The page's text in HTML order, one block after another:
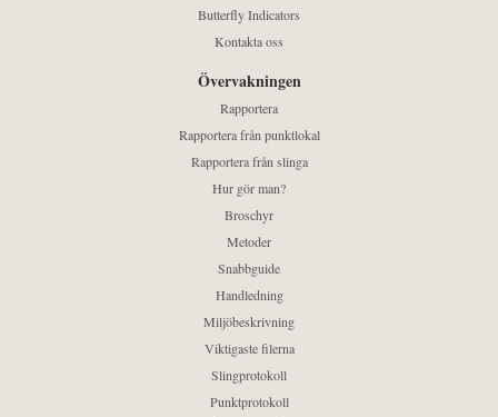
Butterfly Indicators
Kontakta oss
Övervakningen
Rapportera
Rapportera från punktlokal
Rapportera från slinga
Hur gör man?
Broschyr
Metoder
Snabbguide
Handledning
Miljöbeskrivning
Viktigaste filerna
Slingprotokoll
Punktprotokoll